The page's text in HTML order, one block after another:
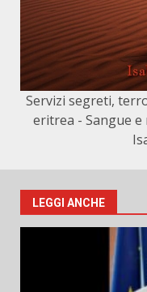
Servizi segreti,
eritrea - Sangue e
LEGGI ANCHE